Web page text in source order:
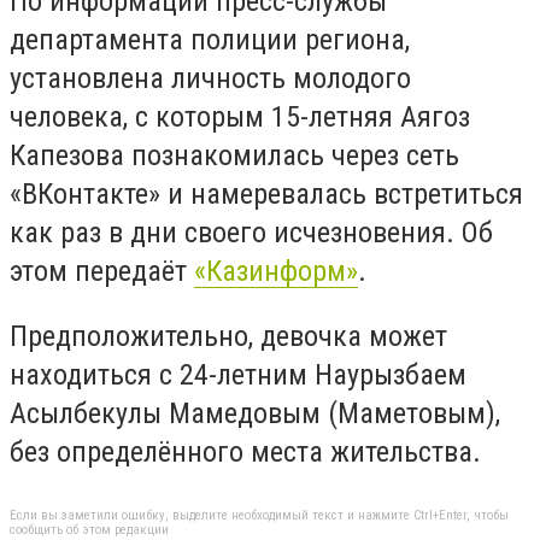
департамента полиции региона,
установлена личность молодого
человека, с которым 15-летняя Аягоз
Капезова познакомилась через сеть
«ВКонтакте» и намеревалась встретиться
как раз в дни своего исчезновения. Об
этом передаёт «Казинформ».
Предположительно, девочка может
находиться с 24-летним Наурызбаем
Асылбекулы Мамедовым (Маметовым),
без определённого места жительства.
Если вы заметили ошибку, выделите необходимый текст и нажмите Ctrl+Enter, чтобы
сообщить об этом редакции